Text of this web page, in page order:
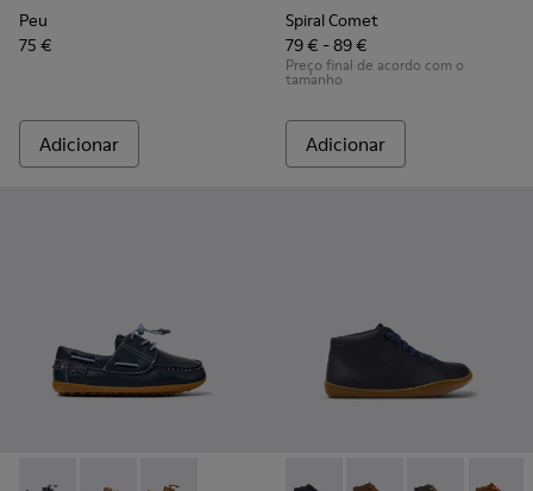
Peu
75 €
Adicionar
Spiral Comet
79 € - 89 €
Preço final de acordo com o
tamanho
Adicionar